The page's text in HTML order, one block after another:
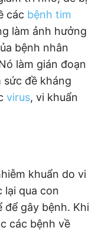
các bệnh tim
làm ảnh hưởng
bệnh nhân
làm gián đoạn
sức đề kháng
virus, vi khuẩn
khuẩn do vi
lại qua con
gây bệnh. Khi
các bệnh về